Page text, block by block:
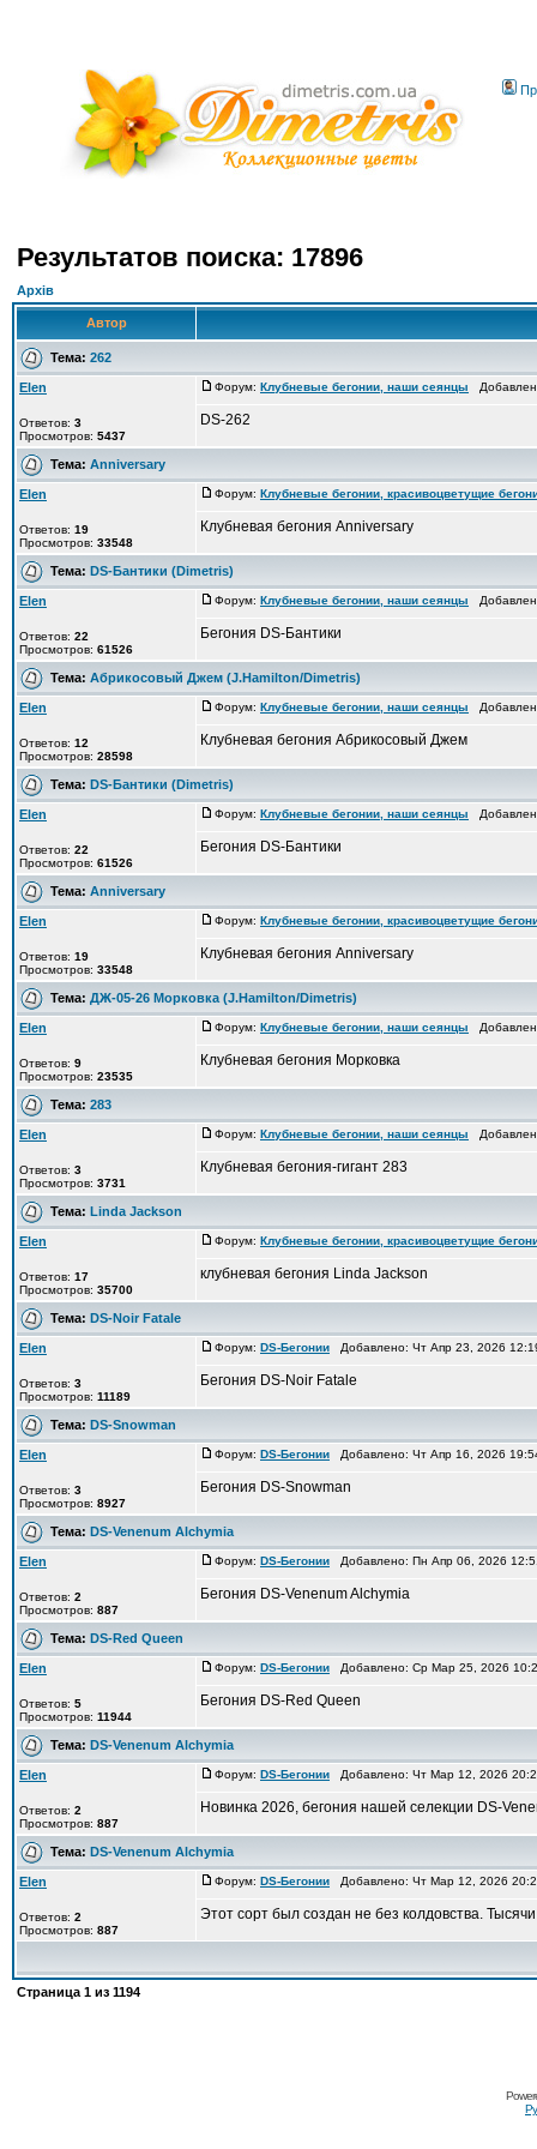
Результатов поиска: 17896
Архів
Автор
Тема: 262
Elen
Ответов: 3
Просмотров: 5437
Форум: Клубневые бегонии, наши сеянцы
DS-262
Тема: Anniversary
Elen
Ответов: 19
Просмотров: 33548
Форум: Клубневые бегонии, красивоцветущие
Клубневая бегония Anniversary
Тема: DS-Бантики (Dimetris)
Elen
Ответов: 22
Просмотров: 61526
Форум: Клубневые бегонии, наши сеянцы
Бегония DS-Бантики
Тема: Абрикосовый Джем (J.Hamilton/Dimetris)
Elen
Ответов: 12
Просмотров: 28598
Форум: Клубневые бегонии, наши сеянцы
Клубневая бегония Абрикосовый Джем
Тема: DS-Бантики (Dimetris)
Elen
Ответов: 22
Просмотров: 61526
Форум: Клубневые бегонии, наши сеянцы
Бегония DS-Бантики
Тема: Anniversary
Elen
Ответов: 19
Просмотров: 33548
Форум: Клубневые бегонии, красивоцветущие
Клубневая бегония Anniversary
Тема: ДЖ-05-26 Морковка (J.Hamilton/Dimetris)
Elen
Ответов: 9
Просмотров: 23535
Форум: Клубневые бегонии, наши сеянцы
Клубневая бегония Морковка
Тема: 283
Elen
Ответов: 3
Просмотров: 3731
Форум: Клубневые бегонии, наши сеянцы
Клубневая бегония-гигант 283
Тема: Linda Jackson
Elen
Ответов: 17
Просмотров: 35700
Форум: Клубневые бегонии, красивоцветущие
клубневая бегония Linda Jackson
Тема: DS-Noir Fatale
Elen
Ответов: 3
Просмотров: 11189
Форум: DS-Бегонии Добавлено: Чт Апр 23, 2026
Бегония DS-Noir Fatale
Тема: DS-Snowman
Elen
Ответов: 3
Просмотров: 8927
Форум: DS-Бегонии Добавлено: Чт Апр 16, 2026
Бегония DS-Snowman
Тема: DS-Venenum Alchymia
Elen
Ответов: 2
Просмотров: 887
Форум: DS-Бегонии Добавлено: Пн Апр 06, 2026
Бегония DS-Venenum Alchymia
Тема: DS-Red Queen
Elen
Ответов: 5
Просмотров: 11944
Форум: DS-Бегонии Добавлено: Ср Мар 25, 2026
Бегония DS-Red Queen
Тема: DS-Venenum Alchymia
Elen
Ответов: 2
Просмотров: 887
Форум: DS-Бегонии Добавлено: Чт Мар 12, 2026
Новинка 2026, бегония нашей селекции DS-
Тема: DS-Venenum Alchymia
Elen
Ответов: 2
Просмотров: 887
Форум: DS-Бегонии Добавлено: Чт Мар 12, 2026
Этот сорт был создан не без колдовства.
Страница 1 из 1194